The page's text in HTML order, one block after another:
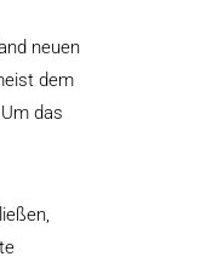
neuen
dem
das